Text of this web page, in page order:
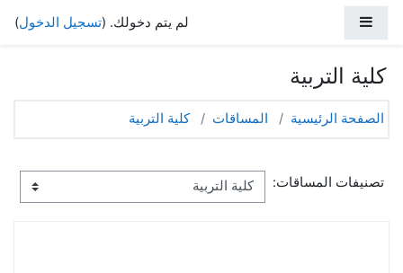
لم يتم دخولك. (تسجيل الدخول)
كلية التربية
الصفحة الرئيسية المساقات كلية التربية
تصنيفات المساقات: